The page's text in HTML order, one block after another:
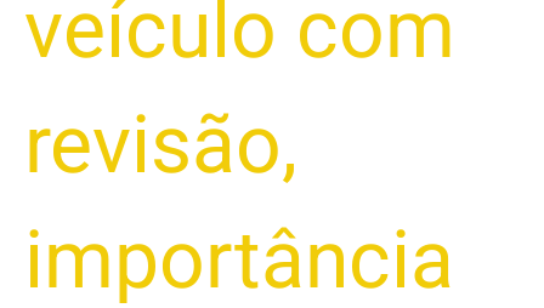
veículo com
revisão,
importância